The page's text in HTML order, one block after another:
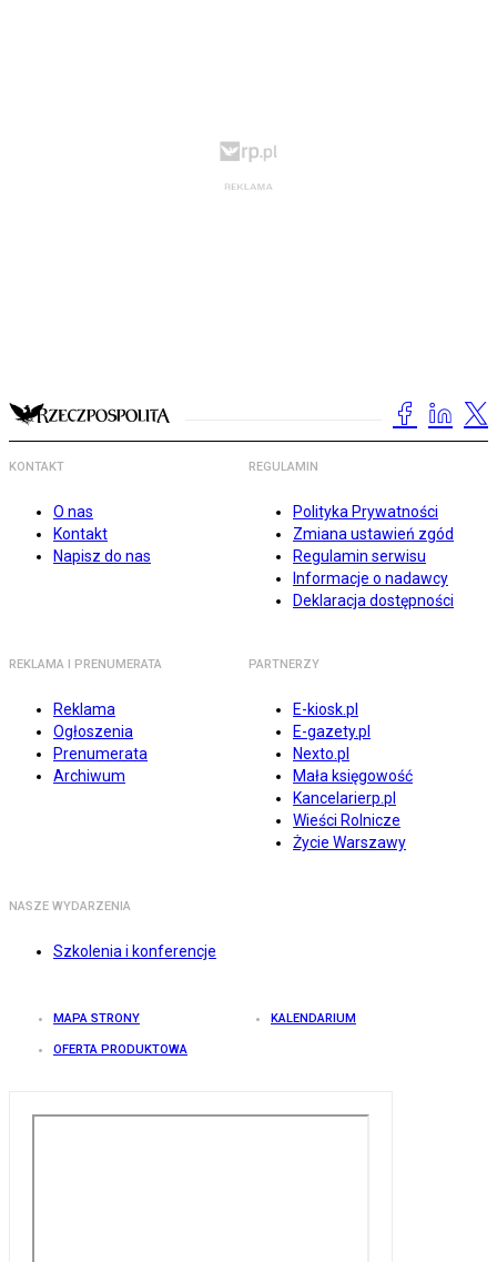
KONTAKT
O nas
Kontakt
Napisz do nas
REGULAMIN
Polityka Prywatności
Zmiana ustawień zgód
Regulamin serwisu
Informacje o nadawcy
Deklaracja dostępności
REKLAMA I PRENUMERATA
Reklama
Ogłoszenia
Prenumerata
Archiwum
PARTNERZY
E-kiosk.pl
E-gazety.pl
Nexto.pl
Mała księgowość
Kancelarierp.pl
Wieści Rolnicze
Życie Warszawy
NASZE WYDARZENIA
Szkolenia i konferencje
MAPA STRONY KALENDARIUM
OFERTA PRODUKTOWA